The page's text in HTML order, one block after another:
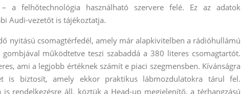
a felhőtechnológia használható szervere felé. Ez az adatok
Audi-vezetőt is tájékoztatja.
nyitású csomagtérfedél, amely már alapkivitelben a rádióhullámú
működtetve teszi szabaddá a 380 literes csomagtartót.
ami a legjobb értéknek számít e piaci szegmensben. Kívánságra
is biztosít, amely ekkor praktikus lábmozdulatokra tárul fel.
rendelkezésre áll, köztük a Head-up megjelenítő, a térhangzású